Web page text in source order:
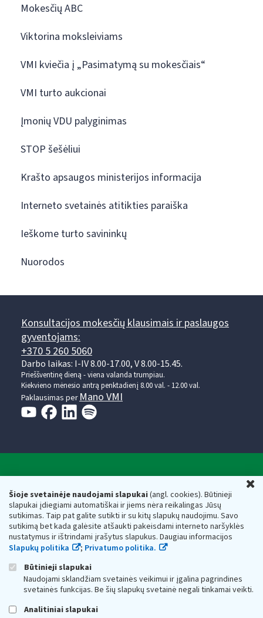
Šioje svetainėje naudojami slapukai(angl. cookies). Būtinieji
slapukai įdiegiami automatiškai ir jiems nėra reikalingas Jūsų
sutikimas. Taip pat galite sutikti ir su kitų slapukų naudojimu. Savo
sutikimą bet kada galėsite atšaukti pakeisdami interneto naršyklės
nustatymus ir ištrindami įrašytus slapukus. Daugiau informacijos
Slapukų politika
; Privatumo politika.
Būtinieji slapukai
Naudojami sklandžiam svetainės veikimui ir įgalina pagrindines
svetainės funkcijas. Be šių slapukų svetainė negali tinkamai veikti.
Analitiniai slapukai
Mokesčių ABC
Viktorina moksleiviams
VMI kviečia į „Pasimatymą su mokesčiais“
VMI turto aukcionai
Įmonių VDU palyginimas
STOP šešėliui
Krašto apsaugos ministerijos informacija
Interneto svetainės atitikties paraiška
Ieškome turto savininkų
Nuorodos
Konsultacijos mokesčių klausimais ir paslaugos
gyventojams:
+370 5 260 5060
Darbo laikas: I-IV 8.00-17.00, V 8.00-15.45.
Prieššventinę dieną - viena valanda trumpiau.
Kiekvieno mėnesio antrą penktadienį 8.00 val. - 12.00 val.
Paklausimas per Mano VMI
Respublikos finansų ministerijos
Biudžetinė įstaiga. Juridinio asmens kodas — 188659752,
adresas: Vasario 16-osios g. 14, 01107 Vilnius, Lietuva, el.paštas:
vmi@vmi.lt, E. pristatymo dėžutės adresas 188659752
Duomenys apie Valstybinę mokesčių inspekciją prie Lietuvos
Respublikos finansų ministerijos kaupiami ir saugomi Juridinių